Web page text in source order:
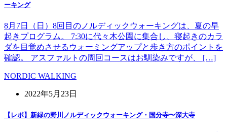
ーキング
8月7日（日）8回目のノルディックウォーキングは、夏の早
起きプログラム。 7:30に代々木公園に集合し、寝起きのカラ
ダを目覚めさせるウォーミングアップと歩き方のポイントを
確認。 アスファルトの周回コースはお馴染みですが、 […]
NORDIC WALKING
2022年5月23日
【レポ】新緑の野川ノルディックウォーキング・国分寺〜深大寺